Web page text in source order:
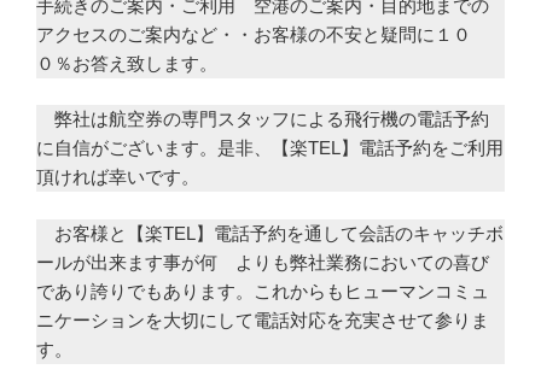
手続きのご案内・ご利用 空港のご案内・目的地までの
アクセスのご案内など・・お客様の不安と疑問に１０
０％お答え致します。
弊社は航空券の専門スタッフによる飛行機の電話予約
に自信がございます。是非、【楽TEL】電話予約をご利用
頂ければ幸いです。
お客様と【楽TEL】電話予約を通して会話のキャッチボ
ールが出来ます事が何 よりも弊社業務においての喜び
であり誇りでもあります。これからもヒューマンコミュ
ニケーションを大切にして電話対応を充実させて参りま
す。